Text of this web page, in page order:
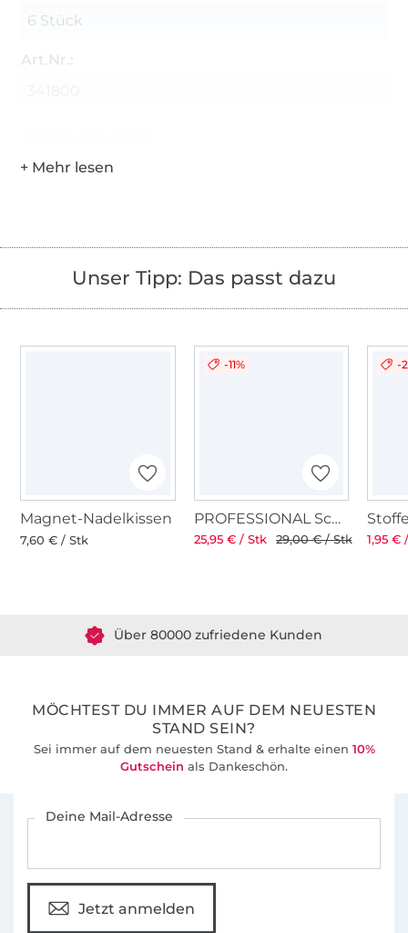
6 Stück
Art.Nr.:
Unser Tipp: Das passt dazu
Magnet-Nadelkissen
7,60 € / Stk
-11%
PROFESSIONAL Schneiderschere 8" 21 cm
25,95 € / Stk 29,00 € / Stk
-
1,95 €
MÖCHTEST DU IMMER AUF DEM NEUESTEN
STAND SEIN?
Sei immer auf dem neuesten Stand & erhalte einen 10%
Gutschein als Dankeschön.
Deine Mail-Adresse
Jetzt anmelden